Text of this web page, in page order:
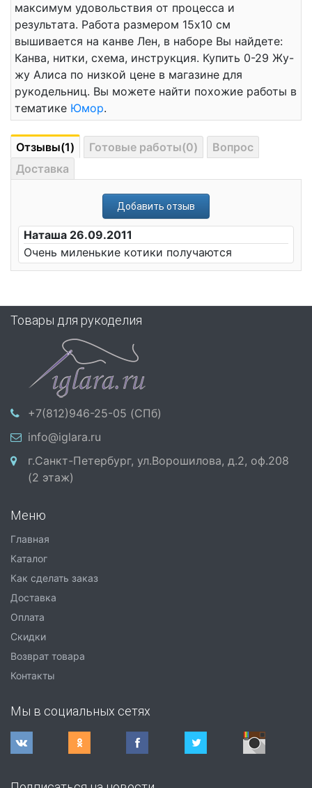
максимум удовольствия от процесса и
результата. Работа размером 15x10 см
вышивается на канве Лен, в наборе Вы найдете:
Канва, нитки, схема, инструкция. Купить 0-29 Жу-
жу Алиса по низкой цене в магазине для
рукодельниц. Вы можете найти похожие работы в
тематике Юмор.
Отзывы(1) Готовые работы(0)
Вопрос
Доставка
Добавить отзыв
Наташа 26.09.2011
Очень миленькие котики получаются
Товары для рукоделия
+7(812)946-25-05 (СПб)
info@iglara.ru
г.Санкт-Петербург, ул.Ворошилова, д.2, оф.208
(2 этаж)
Меню
Главная
Каталог
Как сделать заказ
Доставка
Оплата
Скидки
Возврат товара
Контакты
Мы в социальных сетях